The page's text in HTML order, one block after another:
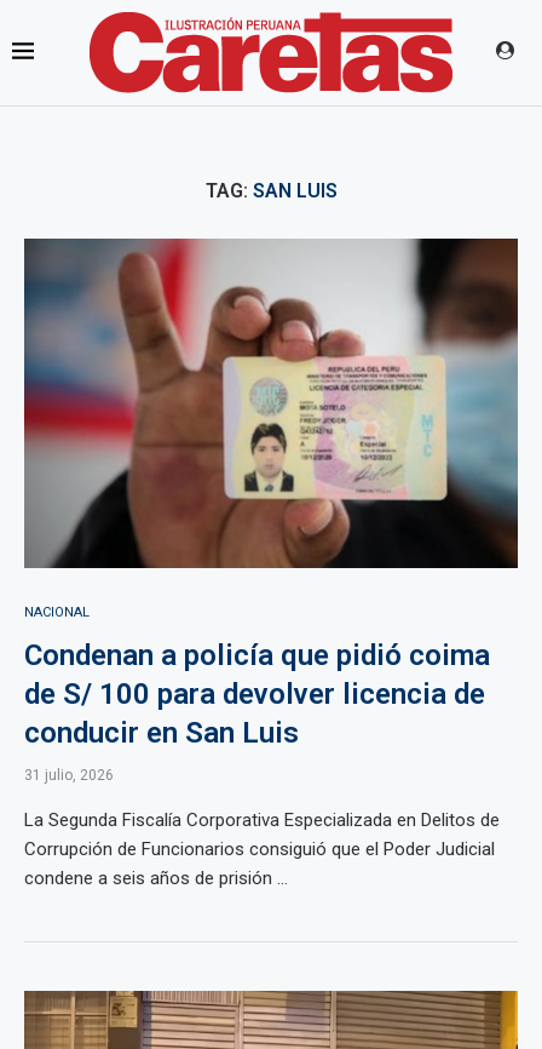
TAG: SAN LUIS
NACIONAL
Condenan a policía que pidió coima
de S/ 100 para devolver licencia de
conducir en San Luis
31 julio, 2026
La Segunda Fiscalía Corporativa Especializada en Delitos de
Corrupción de Funcionarios consiguió que el Poder Judicial
condene a seis años de prisión ...